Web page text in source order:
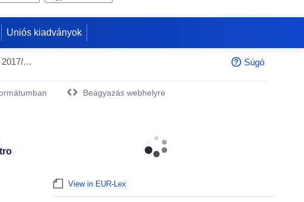
Uniós kiadványok
Proposal for a Regulation of the European Parliament and of the Council amending Regulation (EU) 2017/745 on medical devices and Regulation (EU) 2017/746 on in vitro diagnostic medical devices as regards simplification and burden reduction Súgó
Beágyazás webhelyre
View in EUR-Lex